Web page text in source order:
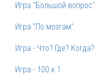
Игра "Большой вопрос"
Игра "По мозгам"
Игра - Что? Где? Когда?
Игра - 100 к 1